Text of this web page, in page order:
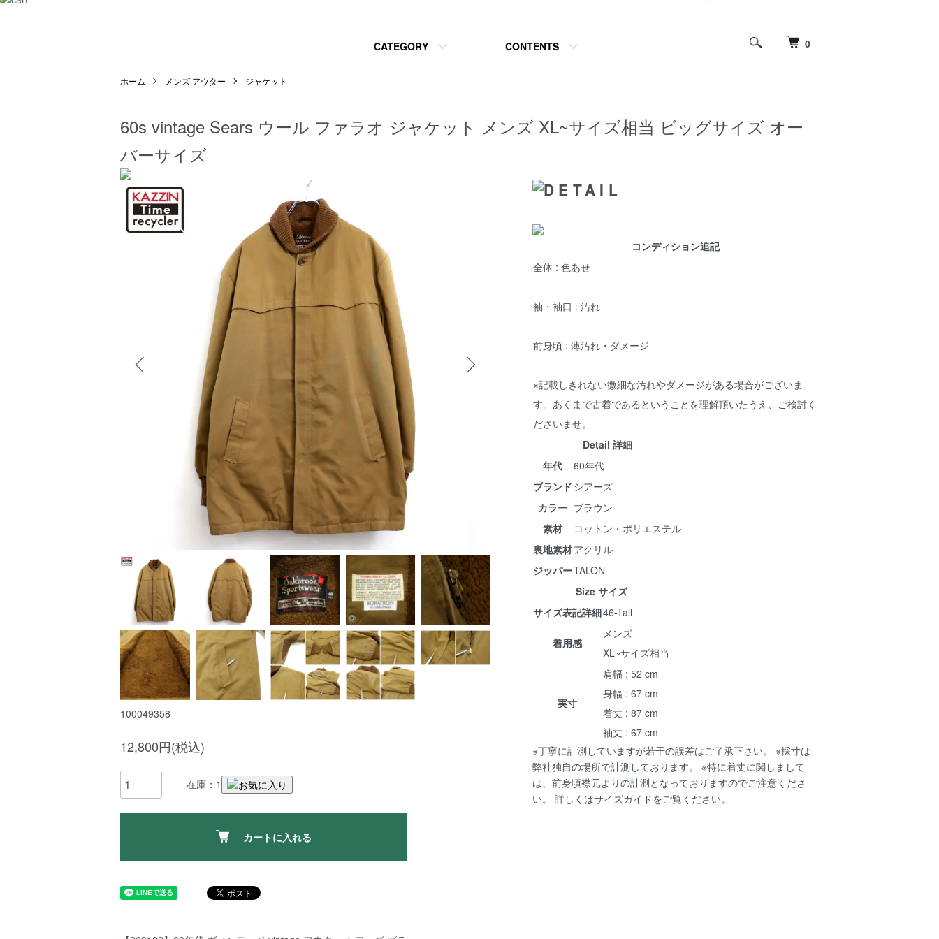
0
CATEGORY CONTENTS
ホーム メンズ アウター ジャケット
60s vintage Sears ウール ファラオ ジャケット メンズ XL~サイズ相当 ビッグサイズ オー
バーサイズ
100049358
12,800円(税込)
在庫：1
カートに入れる
コンディション追記
全体 : 色あせ
袖・袖口 : 汚れ
前身頃 : 薄汚れ・ダメージ
※記載しきれない微細な汚れやダメージがある場合がございま
す。あくまで古着であるということを理解頂いたうえ、ご検討く
ださいませ。
Detail 詳細
年代
60年代
ブランド シアーズ
カラー ブラウン
素材
コットン・ポリエステル
裏地素材アクリル
ジッパーTALON
Size サイズ
サイズ表記詳細46-Tall
着用感
メンズ
XL~サイズ相当
実寸
肩幅 : 52 cm
身幅 : 67 cm
着丈 : 87 cm
袖丈 : 67 cm
※丁寧に計測していますが若干の誤差はご了承下さい。 ※採寸は
弊社独自の場所で計測しております。 ※特に着丈に関しまして
は、前身頃襟元よりの計測となっておりますのでご注意くださ
い。 詳しくはサイズガイドをご覧ください。